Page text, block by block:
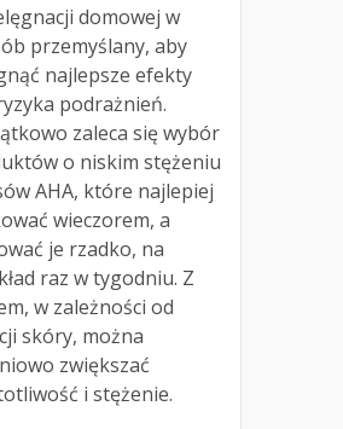
domowej w
przemyślany, aby
najlepsze efekty
podrażnień.
zaleca się wybór
o niskim stężeniu
AHA, które najlepiej
wieczorem, a
je rzadko, na
raz w tygodniu. Z
w zależności od
skóry, można
zwiększać
i stężenie.